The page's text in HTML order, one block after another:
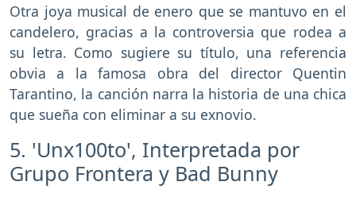
Otra joya musical de enero que se mantuvo en el
candelero, gracias a la controversia que rodea a
su letra. Como sugiere su título, una referencia
obvia a la famosa obra del director Quentin
Tarantino, la canción narra la historia de una chica
que sueña con eliminar a su exnovio.
5. 'Unx100to', Interpretada por
Grupo Frontera y Bad Bunny